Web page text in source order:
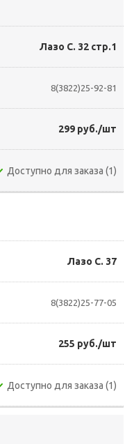
Лазо С. 32 стр.1
8(3822)25-92-81
299 руб./шт
Доступно для заказа (1)
Лазо С. 37
8(3822)25-77-05
255 руб./шт
Доступно для заказа (1)